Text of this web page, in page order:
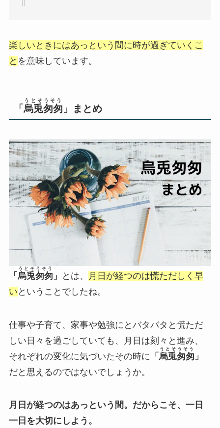
楽しいときにはあっという間に時が過ぎていくこ
と を意味しています。
「 烏兎匆匆
うとそうそう
」まとめ
「 烏兎匆匆
うとそうそう
」 とは、
月日が経つのは慌ただしく早
い ということでしたね。
仕事や子育て、家事や勉強にとバタバタと慌ただ
しい日々を過ごしていても、月日は刻々と進み、
それぞれの変化に気づいたその時に 「 烏兎匆匆
うとそうそう
」
だと思えるのではないでしょうか。
月日が経つのはあっという間。だからこそ、一日
一日を大切にしよう。